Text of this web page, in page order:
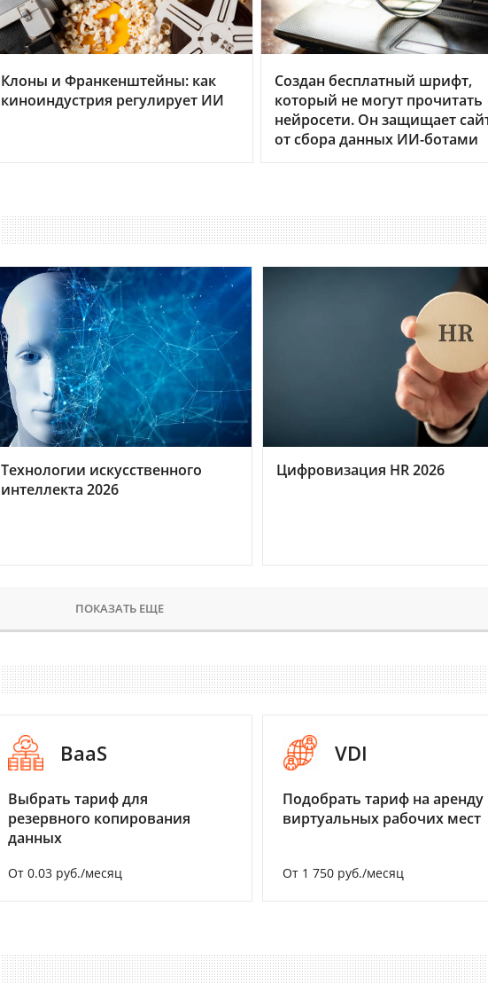
Клоны и Франкенштейны: как
киноиндустрия регулирует ИИ
Создан бесплатный шрифт,
который не могут прочитать
нейросети. Он защищает
от сбора данных ИИ-ботами
Технологии искусственного
интеллекта 2026
Цифровизация HR 2026
ПОКАЗАТЬ ЕЩЕ
BaaS
Выбрать тариф для
резервного копирования
данных
От 0.03 руб./месяц
VDI
Подобрать тариф на аренду
виртуальных рабочих мест
От 1 750 руб./месяц